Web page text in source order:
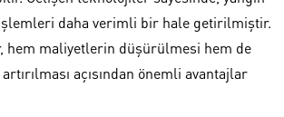
daha verimli bir hale getirilmiştir.
hem maliyetlerin düşürülmesi hem de
açısından önemli avantajlar